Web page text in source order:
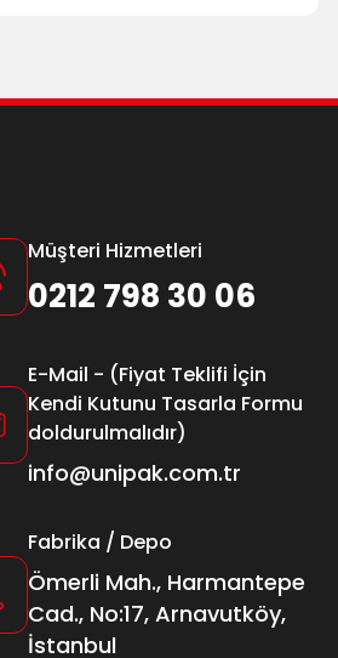
Müşteri Hizmetleri
0212 798 30 06
E-Mail - (Fiyat Teklifi İçin
Kendi Kutunu Tasarla Formu
doldurulmalıdır)
info@unipak.com.tr
Fabrika / Depo
Ömerli Mah., Harmantepe
Cad., No:17, Arnavutköy,
İstanbul